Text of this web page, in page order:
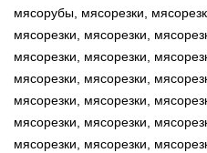
мясорубы, мясорезки,
мясорезки, мясорезки,
мясорезки, мясорезки,
мясорезки, мясорезки,
мясорезки, мясорезки,
мясорезки, мясорезки,
мясорезки, мясорезки,